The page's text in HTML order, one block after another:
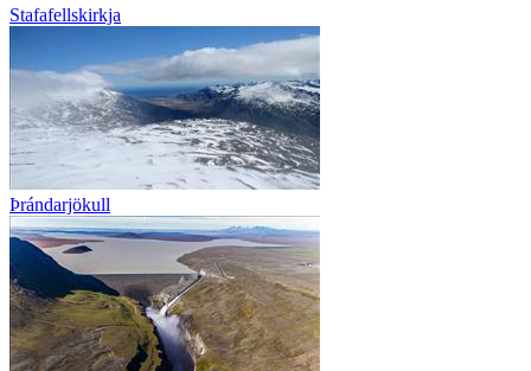
Stafafellskirkja
Þrándarjökull